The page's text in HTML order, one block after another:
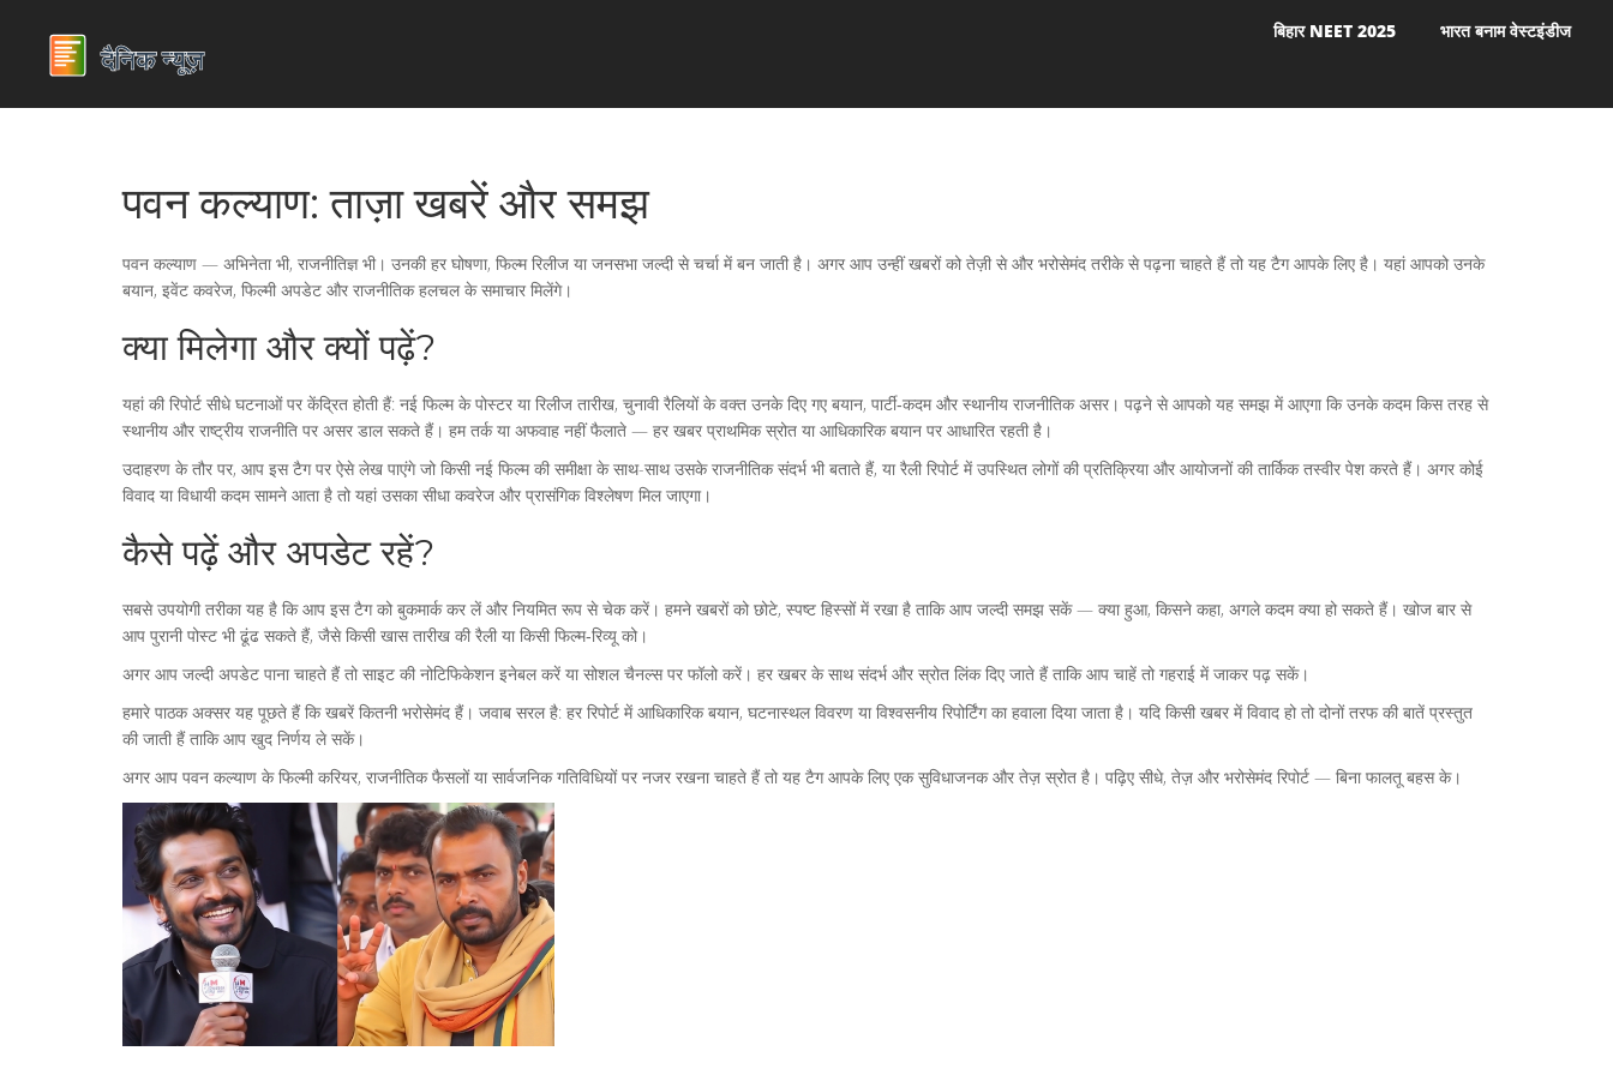
बिहार NEET 2025 भारत बनाम वेस्टइंडीज
पवन कल्याण: ताज़ा खबरें और समझ
पवन कल्याण — अभिनेता भी, राजनीतिज्ञ भी। उनकी हर घोषणा, फिल्म रिलीज या जनसभा जल्दी से चर्चा में बन जाती है। अगर आप उन्हीं खबरों को तेज़ी से और भरोसेमंद तरीके से पढ़ना चाहते हैं तो यह टैग आपके लिए है। यहां आपको उनके
बयान, इवेंट कवरेज, फिल्मी अपडेट और राजनीतिक हलचल के समाचार मिलेंगे।
क्या मिलेगा और क्यों पढ़ें?
यहां की रिपोर्ट सीधे घटनाओं पर केंद्रित होती हैं: नई फिल्म के पोस्टर या रिलीज तारीख, चुनावी रैलियों के वक्त उनके दिए गए बयान, पार्टी‑कदम और स्थानीय राजनीतिक असर। पढ़ने से आपको यह समझ में आएगा कि उनके कदम किस तरह से
स्थानीय और राष्ट्रीय राजनीति पर असर डाल सकते हैं। हम तर्क या अफवाह नहीं फैलाते — हर खबर प्राथमिक स्रोत या आधिकारिक बयान पर आधारित रहती है।
उदाहरण के तौर पर, आप इस टैग पर ऐसे लेख पाएंगे जो किसी नई फिल्म की समीक्षा के साथ-साथ उसके राजनीतिक संदर्भ भी बताते हैं, या रैली रिपोर्ट में उपस्थित लोगों की प्रतिक्रिया और आयोजनों की तार्किक तस्वीर पेश करते हैं। अगर कोई
विवाद या विधायी कदम सामने आता है तो यहां उसका सीधा कवरेज और प्रासंगिक विश्लेषण मिल जाएगा।
कैसे पढ़ें और अपडेट रहें?
सबसे उपयोगी तरीका यह है कि आप इस टैग को बुकमार्क कर लें और नियमित रूप से चेक करें। हमने खबरों को छोटे, स्पष्ट हिस्सों में रखा है ताकि आप जल्दी समझ सकें — क्या हुआ, किसने कहा, अगले कदम क्या हो सकते हैं। खोज बार से
आप पुरानी पोस्ट भी ढूंढ सकते हैं, जैसे किसी खास तारीख की रैली या किसी फिल्म‑रिव्यू को।
अगर आप जल्दी अपडेट पाना चाहते हैं तो साइट की नोटिफिकेशन इनेबल करें या सोशल चैनल्स पर फॉलो करें। हर खबर के साथ संदर्भ और स्रोत लिंक दिए जाते हैं ताकि आप चाहें तो गहराई में जाकर पढ़ सकें।
हमारे पाठक अक्सर यह पूछते हैं कि खबरें कितनी भरोसेमंद हैं। जवाब सरल है: हर रिपोर्ट में आधिकारिक बयान, घटनास्थल विवरण या विश्वसनीय रिपोर्टिंग का हवाला दिया जाता है। यदि किसी खबर में विवाद हो तो दोनों तरफ की बातें प्रस्तुत
की जाती हैं ताकि आप खुद निर्णय ले सकें।
अगर आप पवन कल्याण के फिल्मी करियर, राजनीतिक फैसलों या सार्वजनिक गतिविधियों पर नजर रखना चाहते हैं तो यह टैग आपके लिए एक सुविधाजनक और तेज़ स्रोत है। पढ़िए सीधे, तेज़ और भरोसेमंद रिपोर्ट — बिना फालतू बहस के।